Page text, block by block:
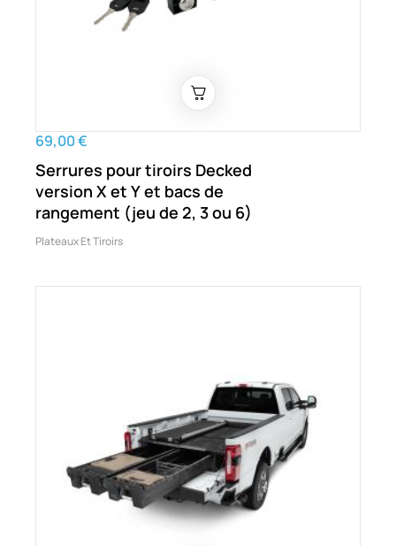
69,00 €
Serrures pour tiroirs Decked
version X et Y et bacs de
rangement (jeu de 2, 3 ou 6)
Plateaux Et Tiroirs